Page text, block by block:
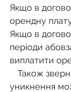
Якщо в
орендну
Якщо в
періоди
виплатити
Також
уникнення